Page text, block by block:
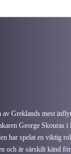
av Greklands mest
George Skouras i
har spelat en viktig
och är särskilt känd